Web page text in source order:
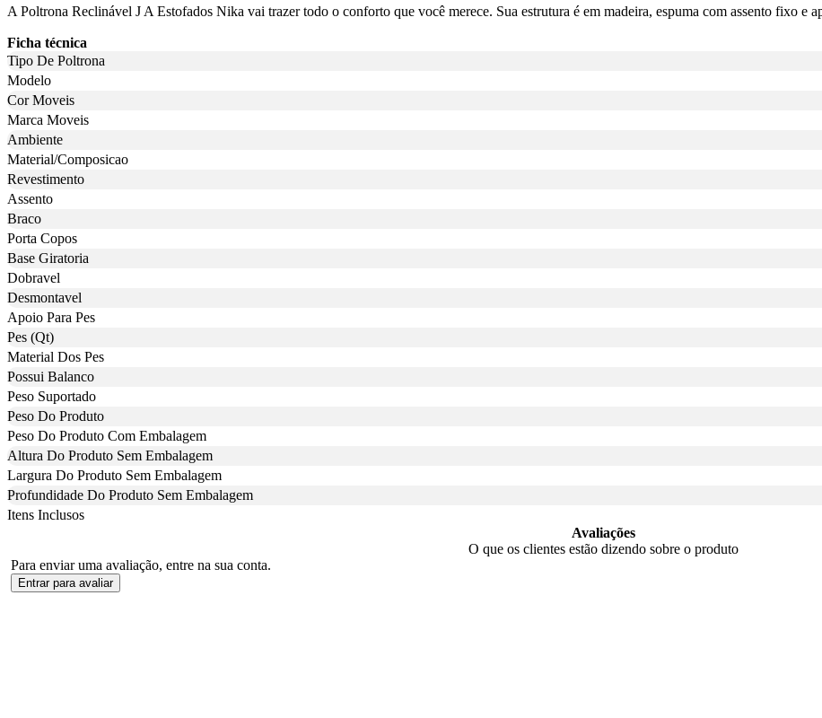
A Poltrona Reclinável J A Estofados Nika vai trazer todo o conforto que você merece. Sua estrutura é em madeira, espuma com assento fixo e
Ficha técnica
Tipo De Poltrona
Modelo
Cor Moveis
Marca Moveis
Ambiente
Material/Composicao
Revestimento
Assento
Braco
Porta Copos
Base Giratoria
Dobravel
Desmontavel
Apoio Para Pes
Pes (Qt)
Material Dos Pes
Possui Balanco
Peso Suportado
Peso Do Produto
Peso Do Produto Com Embalagem
Altura Do Produto Sem Embalagem
Largura Do Produto Sem Embalagem
Profundidade Do Produto Sem Embalagem
Itens Inclusos
Avaliações
O que os clientes estão dizendo sobre o produto
Para enviar uma avaliação, entre na sua conta.
Entrar para avaliar